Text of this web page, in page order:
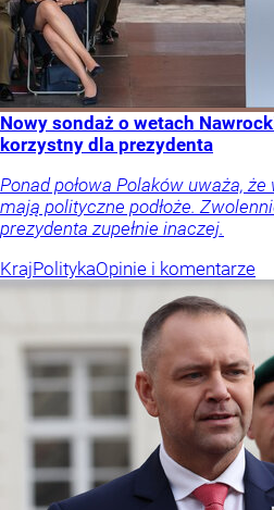
Nowy sondaż o wetach
korzystny dla prezydenta
Ponad połowa Polaków uważa,
mają polityczne podłoże.
prezydenta zupełnie inaczej.
KrajPolitykaOpinie i komentarze